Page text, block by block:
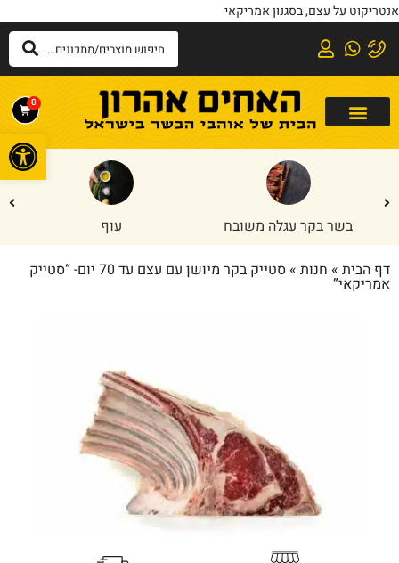
אנטריקוט על עצם, בסגנון אמריקאי
0
בשר בקר עגלה משובח עוף
דף הבית » חנות » סטייק בקר מיושן עם עצם עד 70 יום- “סטייק
אמריקאי”